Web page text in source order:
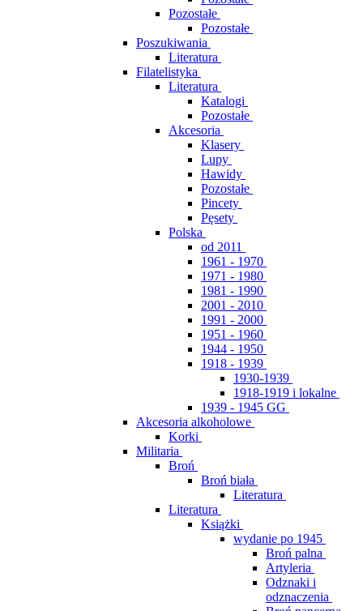
Pozostałe
Pozostałe
Poszukiwania
Literatura
Filatelistyka
Literatura
Katalogi
Pozostałe
Akcesoria
Klasery
Lupy
Hawidy
Pozostałe
Pincety
Pęsety
Polska
od 2011
1961 - 1970
1971 - 1980
1981 - 1990
2001 - 2010
1991 - 2000
1951 - 1960
1944 - 1950
1918 - 1939
1930-1939
1918-1919 i lokalne
1939 - 1945 GG
Akcesoria alkoholowe
Korki
Militaria
Broń
Broń biała
Literatura
Literatura
Książki
wydanie po 1945
Broń palna
Artyleria
Odznaki i
odznaczenia